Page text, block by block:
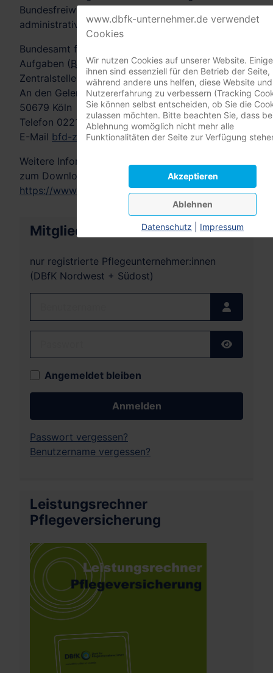
Bundesfreiwilligendienstes anfallenden
administrativen Aufgaben.
Bundesamt für Familie und zivilgesellschaftliche
Aufgaben (BAFzA )
Zentralstelle
BFD
An den Gelenkbogenhallen 2-6
50679 Köln
Telefon 0221 3673-0
E-Mail bfd-zentralstelle@bafza.bund.de
Weitere Informationen und Dokumente stehen hier
zum Download bereit:
https://www.bundesfreiwilligendienst.de/service/
Mitgliederbereich
nur registrierte Pflegeunternehmer:innen
(DBfK Nordwest + Südost)
Angemeldet bleiben
Anmelden
Passwort vergessen?
Benutzername vergessen?
Leistungsrechner
Pflegeversicherung
www.dbfk-unternehmer.de verwendet
Cookies
Wir nutzen Cookies auf unserer Website.
ihnen sind essenziell für den Betrieb der Seite,
während andere uns helfen, diese Website
Nutzererfahrung zu verbessern (Tracking
Sie können selbst entscheiden, ob Sie die
zulassen möchten. Bitte beachten Sie, dass
Ablehnung womöglich nicht mehr alle
Funktionalitäten der Seite zur Verfügung
Akzeptieren
Ablehnen
Datenschutz Impressum